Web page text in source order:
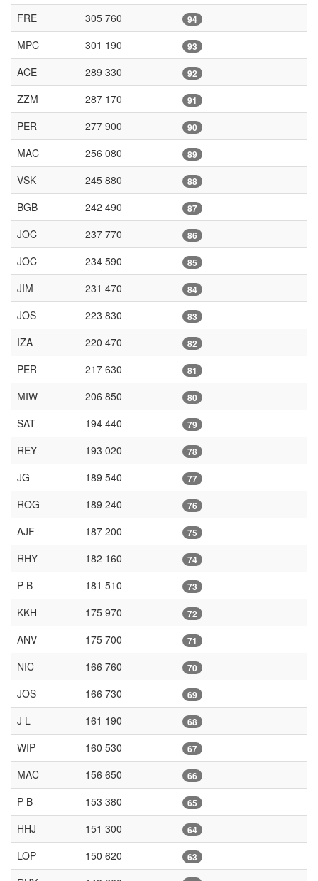
FRE 305 760 94
MPC 301 190 93
ACE 289 330 92
ZZM 287 170 91
PER 277 900 90
MAC 256 080 89
VSK 245 880 88
BGB 242 490 87
JOC 237 770 86
JOC 234 590 85
JIM 231 470 84
JOS 223 830 83
IZA 220 470 82
PER 217 630 81
MIW 206 850 80
SAT 194 440 79
REY 193 020 78
JG 189 540 77
ROG 189 240 76
AJF 187 200 75
RHY 182 160 74
P B 181 510 73
KKH 175 970 72
ANV 175 700 71
NIC 166 760 70
JOS 166 730 69
J L 161 190 68
WIP 160 530 67
MAC 156 650 66
P B 153 380 65
HHJ 151 300 64
LOP 150 620 63